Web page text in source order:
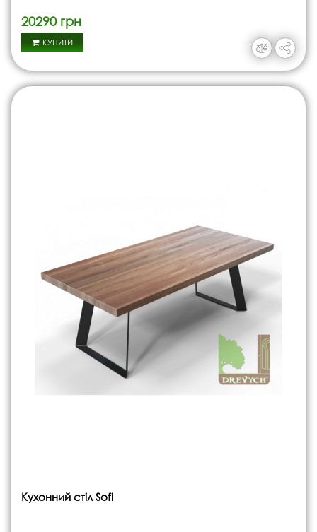
20290 грн
КУПИТИ
Кухонний стіл Sofi